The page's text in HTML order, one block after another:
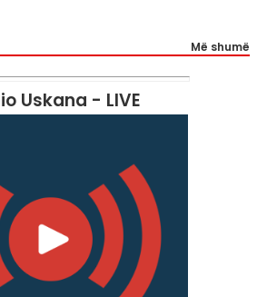
Më shumë
Uskana - LIVE